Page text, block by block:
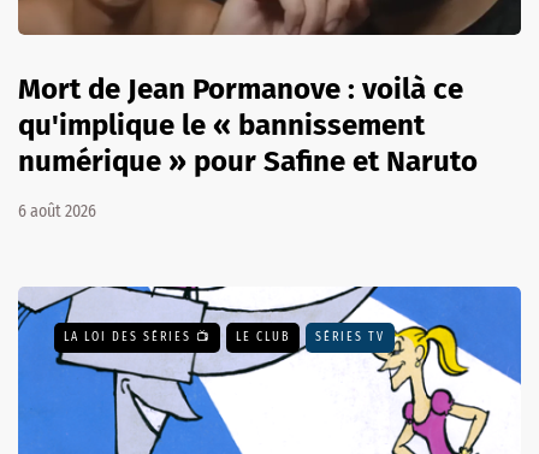
Mort de Jean Pormanove : voilà ce
qu'implique le « bannissement
numérique » pour Safine et Naruto
6 août 2026
LA LOI DES SÉRIES 📺 LE CLUB SÉRIES TV